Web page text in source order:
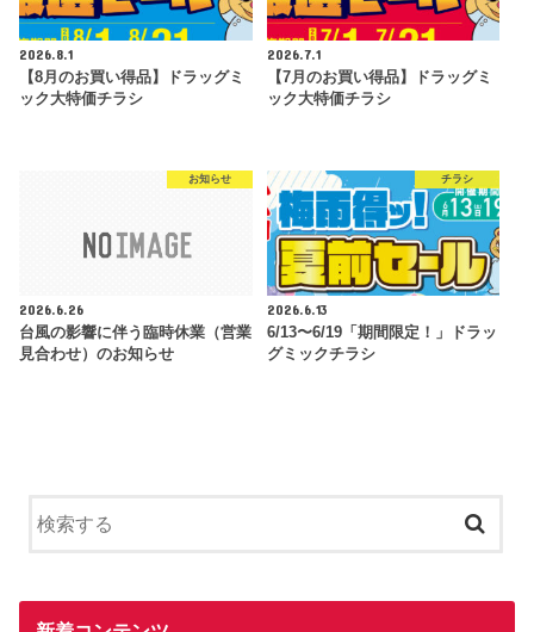
2026.8.1
【8月のお買い得品】ドラッグミ
ック大特価チラシ
2026.7.1
【7月のお買い得品】ドラッグミ
ック大特価チラシ
お知らせ
2026.6.26
台風の影響に伴う臨時休業（営業
見合わせ）のお知らせ
チラシ
2026.6.13
6/13〜6/19「期間限定！」ドラッ
グミックチラシ